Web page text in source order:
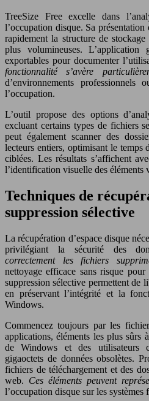
TreeSize Free excelle dans
l’occupation disque. Sa
rapidement la structure de
plus volumineuses. L’application
exportables pour documenter
fonctionnalité s’avère
d’environnements
l’occupation.
L’outil propose des options
excluant certains types de fichiers
peut également scanner des
lecteurs entiers, optimisant le temps
ciblées. Les résultats s’affichent
l’identification visuelle des éléments
Techniques de
suppression sélective
La récupération d’espace disque
privilégiant la sécurité des
correctement les fichiers
nettoyage efficace sans risque
suppression sélective permettent de
en préservant l’intégrité et la
Windows.
Commencez toujours par les
applications, éléments les plus sûrs
de Windows et des utilisateurs
gigaoctets de données obsolètes.
fichiers de téléchargement et des
web. Ces éléments peuvent
l’occupation disque sur les systèmes